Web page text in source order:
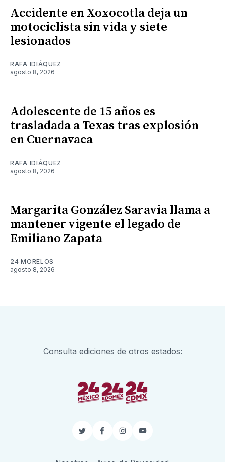
Accidente en Xoxocotla deja un
motociclista sin vida y siete
lesionados
RAFA IDIÁQUEZ
agosto 8, 2026
Adolescente de 15 años es
trasladada a Texas tras explosión
en Cuernavaca
RAFA IDIÁQUEZ
agosto 8, 2026
Margarita González Saravia llama a
mantener vigente el legado de
Emiliano Zapata
24 MORELOS
agosto 8, 2026
Consulta ediciones de otros estados:
TwitterFacebook
InstagramYouTube